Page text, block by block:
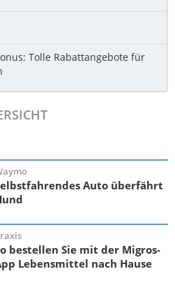
Tolle Rabattangebote für
Auto überfährt
bestellen Sie mit der Migros-
Lebensmittel nach Hause